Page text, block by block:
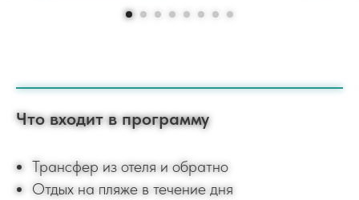
Что входит в программу
Трансфер из отеля и обратно
Отдых на пляже в течение дня